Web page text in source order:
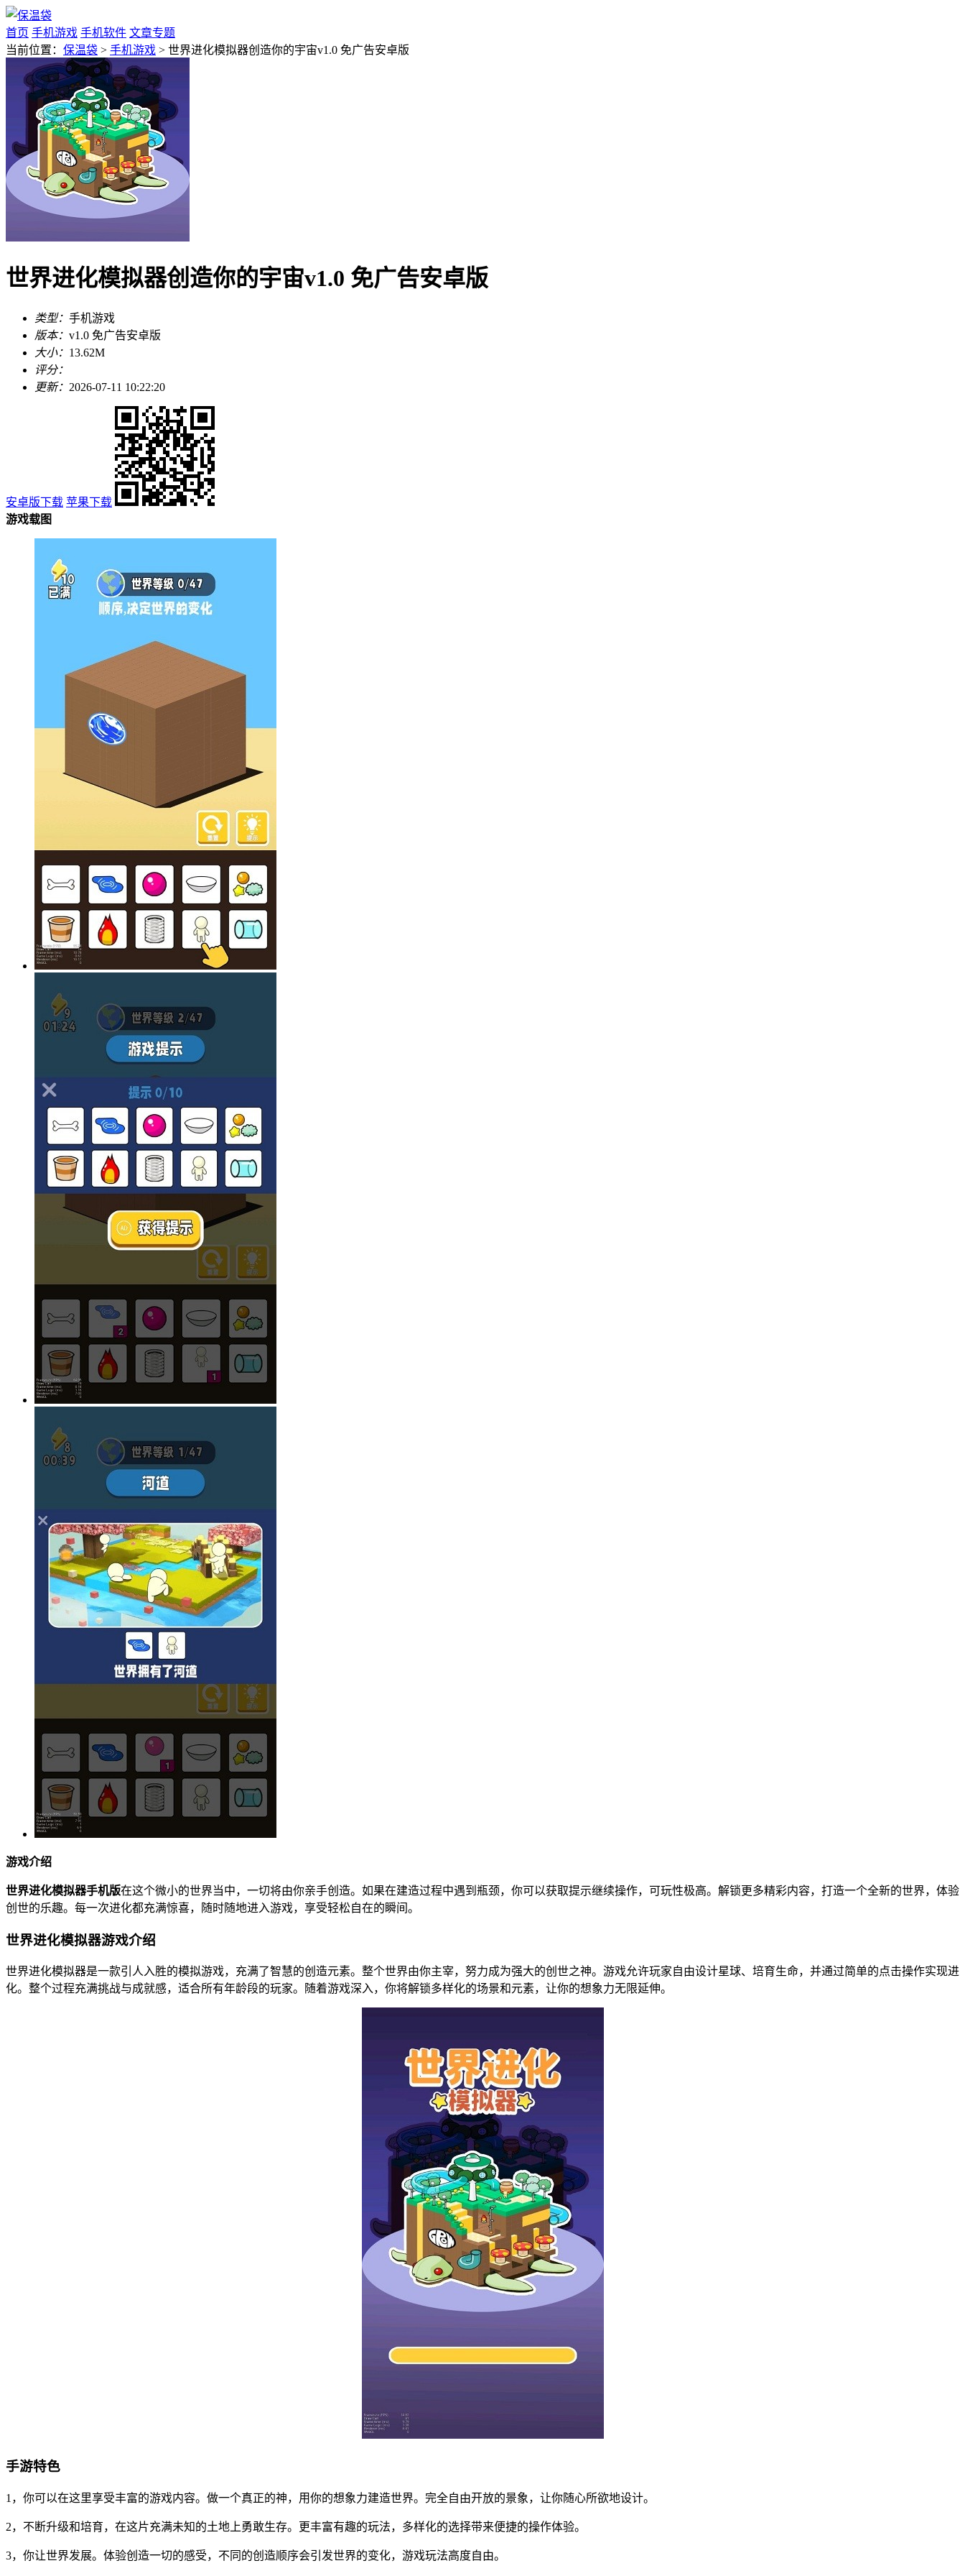
首页 手机游戏 手机软件 文章专题
当前位置： 保温袋 > 手机游戏 > 世界进化模拟器创造你的宇宙v1.0 免广告安卓版
世界进化模拟器创造你的宇宙v1.0 免广告安卓版
类型： 手机游戏
版本： v1.0 免广告安卓版
大小： 13.62M
评分：
更新： 2026-07-11 10:22:20
安卓版下载 苹果下载
游戏载图
游戏介绍
世界进化模拟器手机版在这个微小的世界当中，一切将由你亲手创造。如果在建造过程中遇到瓶颈，你可以获取提示继续操作，可玩性极高。解锁更多精彩内容，打造一个全新的世界，体验
创世的乐趣。每一次进化都充满惊喜，随时随地进入游戏，享受轻松自在的瞬间。
世界进化模拟器游戏介绍
世界进化模拟器是一款引人入胜的模拟游戏，充满了智慧的创造元素。整个世界由你主宰，努力成为强大的创世之神。游戏允许玩家自由设计星球、培育生命，并通过简单的点击操作实现进
化。整个过程充满挑战与成就感，适合所有年龄段的玩家。随着游戏深入，你将解锁多样化的场景和元素，让你的想象力无限延伸。
手游特色
1，你可以在这里享受丰富的游戏内容。做一个真正的神，用你的想象力建造世界。完全自由开放的景象，让你随心所欲地设计。
2，不断升级和培育，在这片充满未知的土地上勇敢生存。更丰富有趣的玩法，多样化的选择带来便捷的操作体验。
3，你让世界发展。体验创造一切的感受，不同的创造顺序会引发世界的变化，游戏玩法高度自由。